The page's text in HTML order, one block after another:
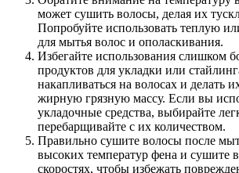
может сушить волосы, делая их
Попробуйте использовать теплую
для мытья волос и ополаскивания.
Избегайте использования слишком
продуктов для укладки или
накапливаться на волосах и делать
жирную грязную массу. Если вы
укладочные средства, выбирайте
перебарщивайте с их количеством.
Правильно сушите волосы после
высоких температур фена и сушите
скоростях, чтобы избежать